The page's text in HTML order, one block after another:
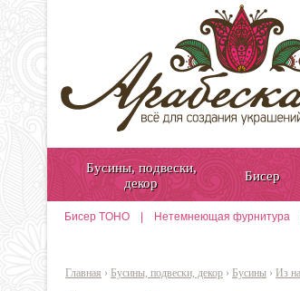
Бусины, подвески,
декор
Бисер
Бисер TOHO Нетемнеющая фурнитура
Главная › Бусины, подвески, декор › Бусины › Из